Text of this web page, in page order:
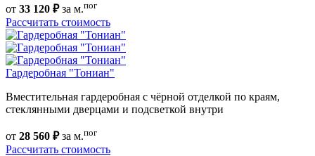
от 33 120 ₽за м.пог
Рассчитать стоимость
Гардеробная "Тониан"
Вместительная гардеробная с чёрной отделкой по краям,
стеклянными дверцами и подсветкой внутри
от 28 560 ₽за м.пог
Рассчитать стоимость